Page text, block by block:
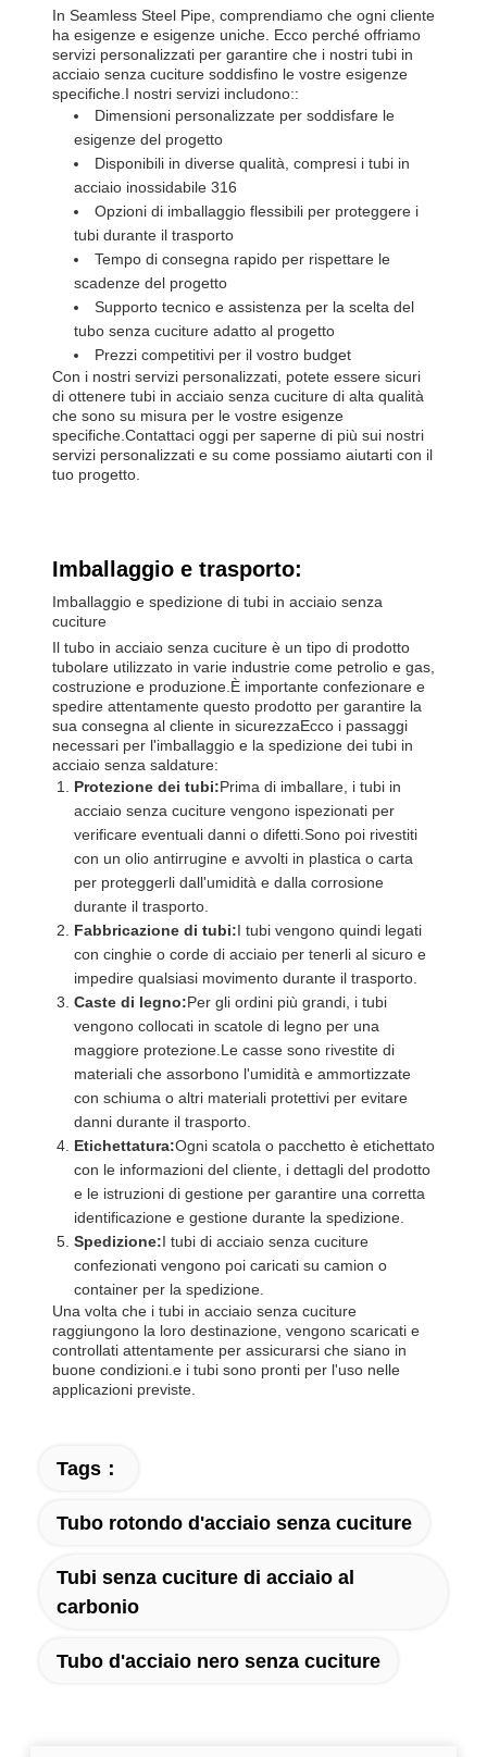
In Seamless Steel Pipe, comprendiamo che ogni cliente
ha esigenze e esigenze uniche. Ecco perché offriamo
servizi personalizzati per garantire che i nostri tubi in
acciaio senza cuciture soddisfino le vostre esigenze
specifiche.I nostri servizi includono::
Dimensioni personalizzate per soddisfare le
esigenze del progetto
Disponibili in diverse qualità, compresi i tubi in
acciaio inossidabile 316
Opzioni di imballaggio flessibili per proteggere i
tubi durante il trasporto
Tempo di consegna rapido per rispettare le
scadenze del progetto
Supporto tecnico e assistenza per la scelta del
tubo senza cuciture adatto al progetto
Prezzi competitivi per il vostro budget
Con i nostri servizi personalizzati, potete essere sicuri
di ottenere tubi in acciaio senza cuciture di alta qualità
che sono su misura per le vostre esigenze
specifiche.Contattaci oggi per saperne di più sui nostri
servizi personalizzati e su come possiamo aiutarti con il
tuo progetto.
Imballaggio e trasporto:
Imballaggio e spedizione di tubi in acciaio senza
cuciture
Il tubo in acciaio senza cuciture è un tipo di prodotto
tubolare utilizzato in varie industrie come petrolio e gas,
costruzione e produzione.È importante confezionare e
spedire attentamente questo prodotto per garantire la
sua consegna al cliente in sicurezzaEcco i passaggi
necessari per l'imballaggio e la spedizione dei tubi in
acciaio senza saldature:
Protezione dei tubi:Prima di imballare, i tubi in
acciaio senza cuciture vengono ispezionati per
verificare eventuali danni o difetti.Sono poi rivestiti
con un olio antirrugine e avvolti in plastica o carta
per proteggerli dall'umidità e dalla corrosione
durante il trasporto.
Fabbricazione di tubi:I tubi vengono quindi legati
con cinghie o corde di acciaio per tenerli al sicuro e
impedire qualsiasi movimento durante il trasporto.
Caste di legno:Per gli ordini più grandi, i tubi
vengono collocati in scatole di legno per una
maggiore protezione.Le casse sono rivestite di
materiali che assorbono l'umidità e ammortizzate
con schiuma o altri materiali protettivi per evitare
danni durante il trasporto.
Etichettatura:Ogni scatola o pacchetto è etichettato
con le informazioni del cliente, i dettagli del prodotto
e le istruzioni di gestione per garantire una corretta
identificazione e gestione durante la spedizione.
Spedizione:I tubi di acciaio senza cuciture
confezionati vengono poi caricati su camion o
container per la spedizione.
Una volta che i tubi in acciaio senza cuciture
raggiungono la loro destinazione, vengono scaricati e
controllati attentamente per assicurarsi che siano in
buone condizioni.e i tubi sono pronti per l'uso nelle
applicazioni previste.
Tags：
Tubo rotondo d'acciaio senza cuciture
Tubi senza cuciture di acciaio al
carbonio
Tubo d'acciaio nero senza cuciture